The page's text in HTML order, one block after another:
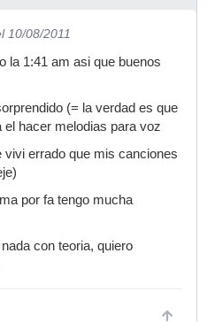
10/08/2011
la 1:41 am asi que buenos
(= la verdad es que
el hacer melodias para voz
errado que mis canciones
por fa tengo mucha
con teoria, quiero